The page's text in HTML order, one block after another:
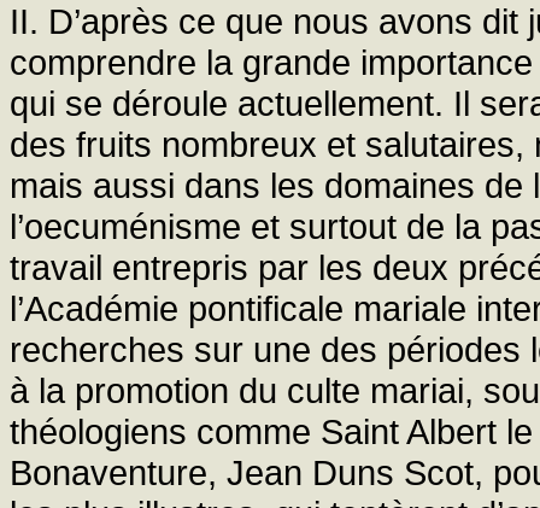
II. D’après ce que nous avons dit
comprendre la grande
qui se déroule actuellement. Il
des fruits nombreux et
mais aussi dans les domaines de
l’oecuménisme et surtout de la
travail entrepris par les deux
l’Académie pontificale mariale
recherches sur une des périodes
à la promotion du culte mariai,
théologiens comme Saint Albert
Bonaventure, Jean Duns Scot,